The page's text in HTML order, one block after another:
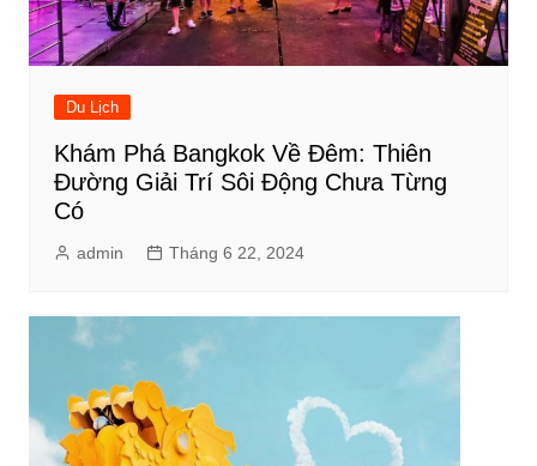
Du Lịch
Khám Phá Bangkok Về Đêm: Thiên
Đường Giải Trí Sôi Động Chưa Từng
Có
admin Tháng 6 22, 2024